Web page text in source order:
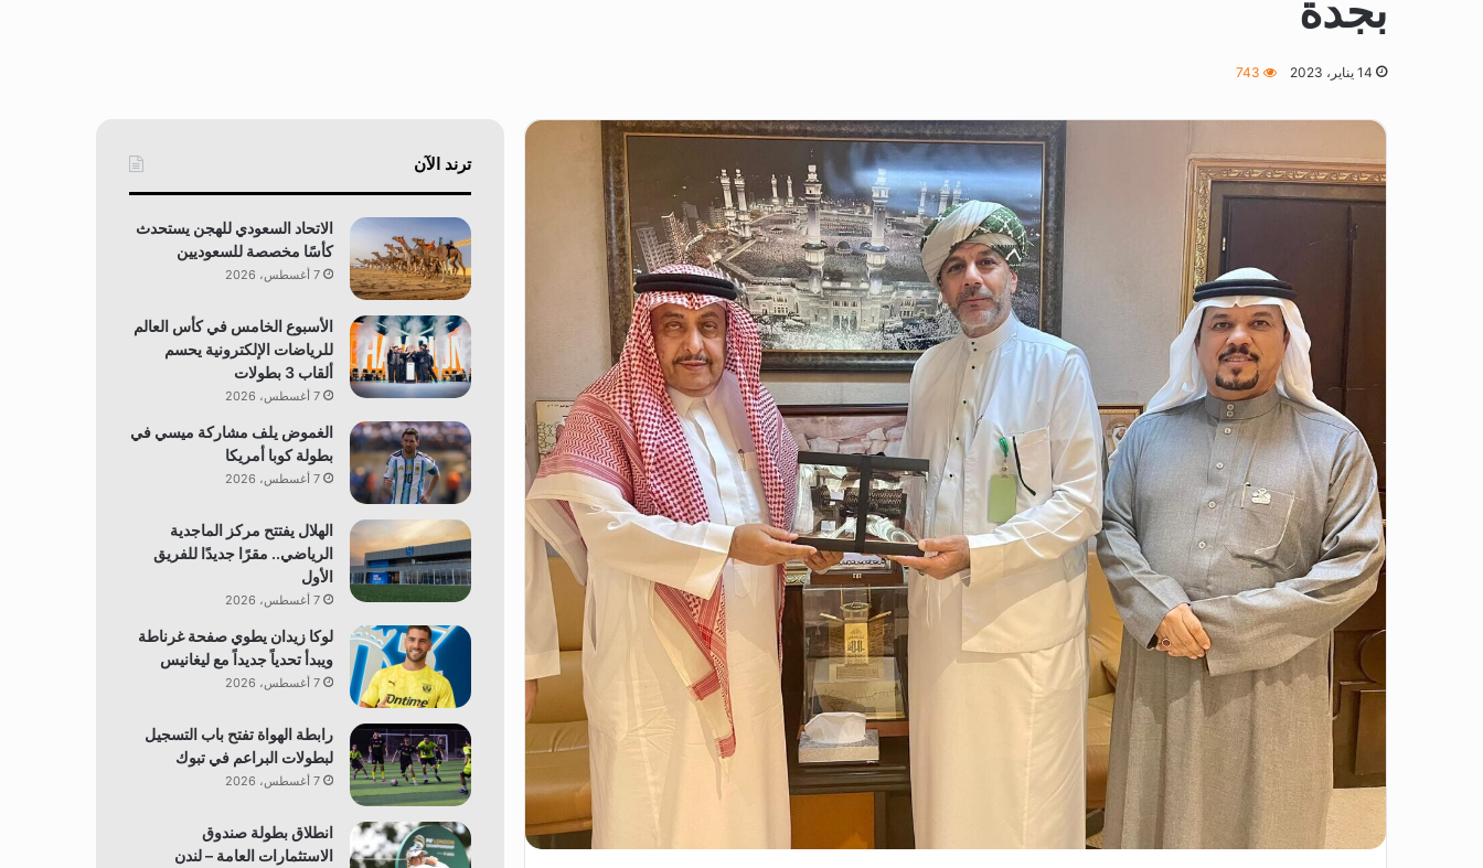
بجدة
14 يناير، 2023 743
ترند الآن
الاتحاد السعودي للهجن يستحدث
كأسًا مخصصة للسعوديين
7 أغسطس، 2026
الأسبوع الخامس في كأس العالم
للرياضات الإلكترونية يحسم
ألقاب 3 بطولات
7 أغسطس، 2026
الغموض يلف مشاركة ميسي في
بطولة كوبا أمريكا
7 أغسطس، 2026
الهلال يفتتح مركز الماجدية
الرياضي.. مقرًا جديدًا للفريق
الأول
7 أغسطس، 2026
لوكا زيدان يطوي صفحة غرناطة
ويبدأ تحدياً جديداً مع ليغانيس
7 أغسطس، 2026
رابطة الهواة تفتح باب التسجيل
لبطولات البراعم في تبوك
7 أغسطس، 2026
انطلاق بطولة صندوق
الاستثمارات العامة – لندن